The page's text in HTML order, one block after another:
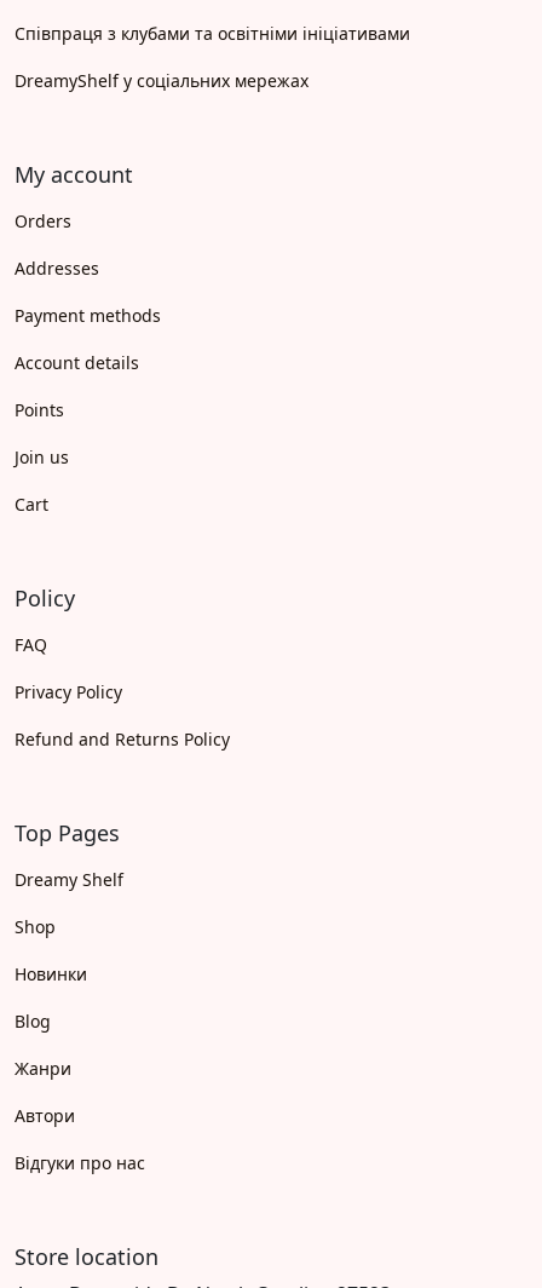
Співпраця з клубами та освітніми ініціативами
DreamyShelf у соціальних мережах
My account
Orders
Addresses
Payment methods
Account details
Points
Join us
Cart
Policy
FAQ
Privacy Policy
Refund and Returns Policy
Top Pages
Dreamy Shelf
Shop
Новинки
Blog
Жанри
Автори
Відгуки про нас
Store location